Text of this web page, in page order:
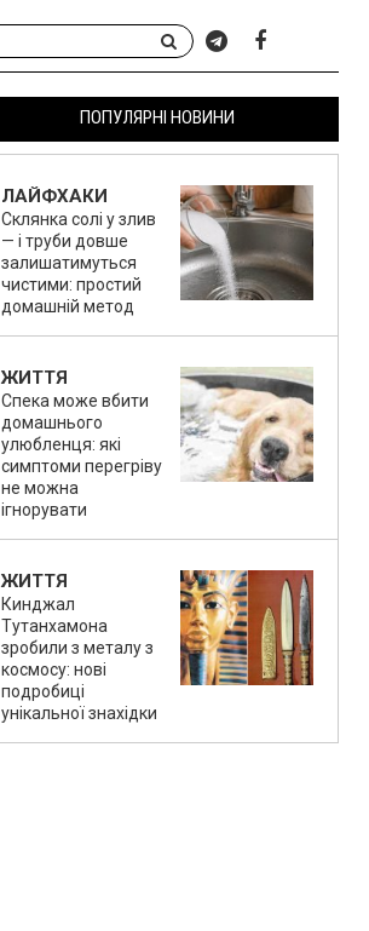
ПОПУЛЯРНІ НОВИНИ
ЛАЙФХАКИ
Склянка солі у злив
— і труби довше
залишатимуться
чистими: простий
домашній метод
ЖИТТЯ
Спека може вбити
домашнього
улюбленця: які
симптоми перегріву
не можна
ігнорувати
ЖИТТЯ
Кинджал
Тутанхамона
зробили з металу з
космосу: нові
подробиці
унікальної знахідки